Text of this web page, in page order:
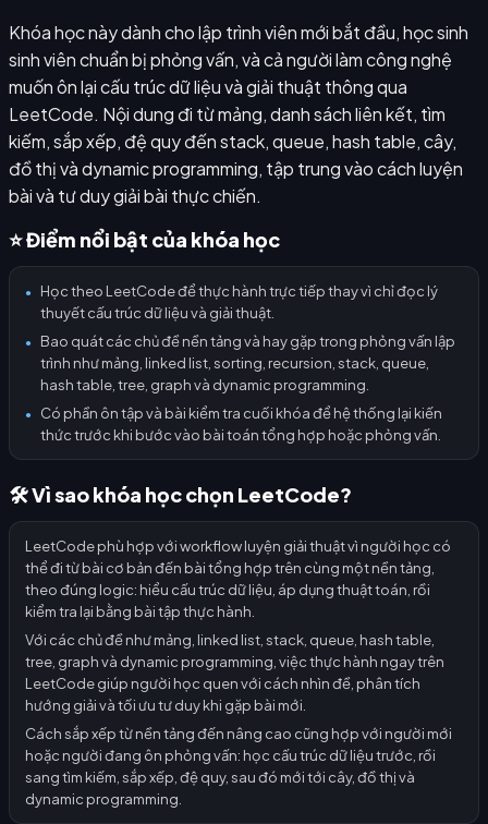
Khóa học này dành cho lập trình viên mới bắt đầu, học sinh
sinh viên chuẩn bị phỏng vấn, và cả người làm công nghệ
muốn ôn lại cấu trúc dữ liệu và giải thuật thông qua
LeetCode. Nội dung đi từ mảng, danh sách liên kết, tìm
kiếm, sắp xếp, đệ quy đến stack, queue, hash table, cây,
đồ thị và dynamic programming, tập trung vào cách luyện
bài và tư duy giải bài thực chiến.
⭐ Điểm nổi bật của khóa học
●
Học theo LeetCode để thực hành trực tiếp thay vì chỉ đọc lý
thuyết cấu trúc dữ liệu và giải thuật.
●
Bao quát các chủ đề nền tảng và hay gặp trong phỏng vấn lập
trình như mảng, linked list, sorting, recursion, stack, queue,
hash table, tree, graph và dynamic programming.
●
Có phần ôn tập và bài kiểm tra cuối khóa để hệ thống lại kiến
thức trước khi bước vào bài toán tổng hợp hoặc phỏng vấn.
🛠️ Vì sao khóa học chọn LeetCode?
LeetCode phù hợp với workflow luyện giải thuật vì người học có
thể đi từ bài cơ bản đến bài tổng hợp trên cùng một nền tảng,
theo đúng logic: hiểu cấu trúc dữ liệu, áp dụng thuật toán, rồi
kiểm tra lại bằng bài tập thực hành.
Với các chủ đề như mảng, linked list, stack, queue, hash table,
tree, graph và dynamic programming, việc thực hành ngay trên
LeetCode giúp người học quen với cách nhìn đề, phân tích
hướng giải và tối ưu tư duy khi gặp bài mới.
Cách sắp xếp từ nền tảng đến nâng cao cũng hợp với người mới
hoặc người đang ôn phỏng vấn: học cấu trúc dữ liệu trước, rồi
sang tìm kiếm, sắp xếp, đệ quy, sau đó mới tới cây, đồ thị và
dynamic programming.